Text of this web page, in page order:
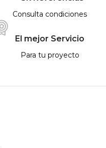
Consulta condiciones
El mejor Servicio
Para tu proyecto